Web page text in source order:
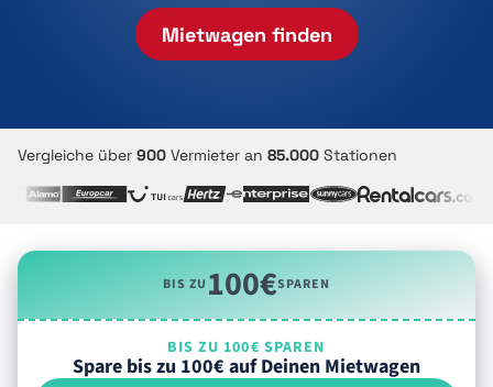
Mietwagen finden
Vergleiche über 900 Vermieter an 85.000 Stationen
BIS ZU100€SPAREN
BIS ZU 100€ SPAREN
Spare bis zu 100€ auf Deinen Mietwagen